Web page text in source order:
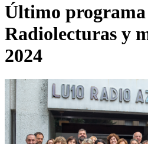
Último programa
Radiolecturas y
2024